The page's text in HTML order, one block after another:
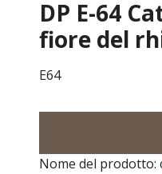
DP E-64
fiore del
E64
Nome del prodotto: